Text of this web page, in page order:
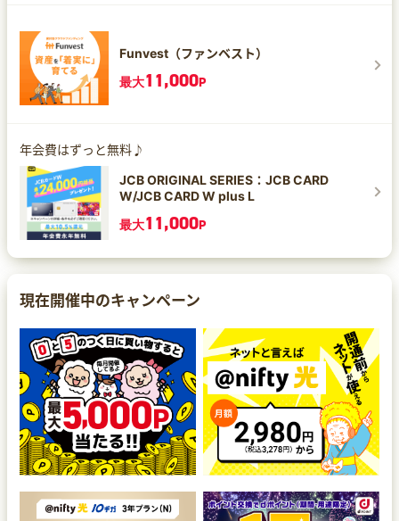
Funvest（ファンベスト）
最大11,000P
年会費はずっと無料♪
JCB ORIGINAL SERIES：JCB CARD
W/JCB CARD W plus L
最大11,000P
現在開催中のキャンペーン